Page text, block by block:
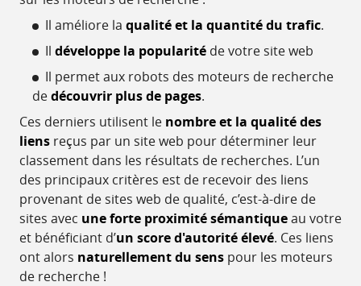
Il améliore la qualité et la quantité du trafic.
Il développe la popularité de votre site web
Il permet aux robots des moteurs de recherche
dedécouvrir plus de pages.
Ces derniers utilisent le nombre et la qualité des
liens reçus par un site web pour déterminer leur
classement dans les résultats de recherches. L’un
des principaux critères est de recevoir des liens
provenant de sites web de qualité, c’est-à-dire de
sites avec une forte proximité sémantiqueau votre
et bénéficiant d’un score d'autorité élevé. Ces liens
ont alors naturellement du sens pour les moteurs
de recherche !